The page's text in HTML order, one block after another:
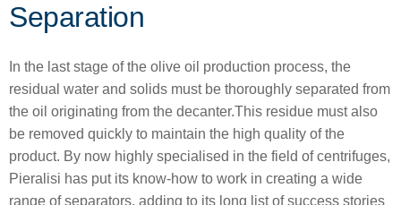
Separation
In the last stage of the olive oil production process, the
residual water and solids must be thoroughly separated from
the oil originating from the decanter.This residue must also
be removed quickly to maintain the high quality of the
product. By now highly specialised in the field of centrifuges,
Pieralisi has put its know-how to work in creating a wide
range of separators, adding to its long list of success stories